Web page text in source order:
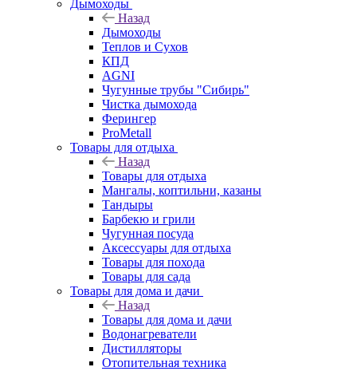
Дымоходы
Назад
Дымоходы
Теплов и Сухов
КПД
AGNI
Чугунные трубы "Сибирь"
Чистка дымохода
Ферингер
ProMetall
Товары для отдыха
Назад
Товары для отдыха
Мангалы, коптильни, казаны
Тандыры
Барбекю и грили
Чугунная посуда
Аксессуары для отдыха
Товары для похода
Товары для сада
Товары для дома и дачи
Назад
Товары для дома и дачи
Водонагреватели
Дистилляторы
Отопительная техника